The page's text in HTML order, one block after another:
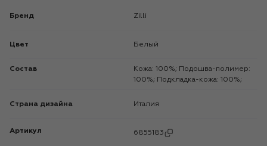
Бренд Zilli
Цвет Белый
Состав
Кожа: 100%; Подошва-полимер:
100%; Подкладка-кожа: 100%;
Страна дизайна Италия
Артикул 6855183